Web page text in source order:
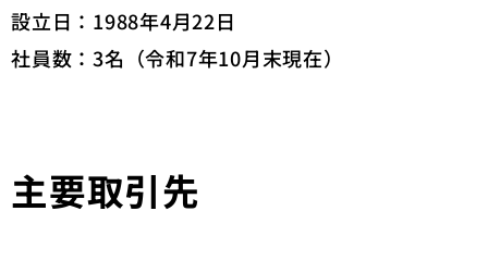
設立日：1988年4月22日
社員数：3名（令和7年10月末現在）
主要取引先